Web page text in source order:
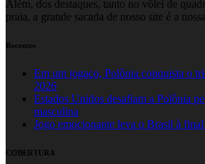
Além, dos destaques, tanto no vôlei de
praia, a grande sacada de nosso site é a
Recentes
Em um jogaço, Polônia conquista o
2026
Estados Unidos desafiam a Polônia
masculina
Jogo emocionante leva o Brasil à
COBERTURA